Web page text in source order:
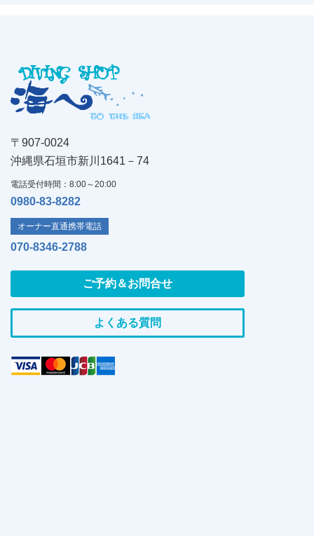
〒907-0024
沖縄県石垣市新川1641－74
電話受付時間：8:00～20:00
0980-83-8282
オーナー直通携帯電話
070-8346-2788
ご予約＆お問合せ
よくある質問